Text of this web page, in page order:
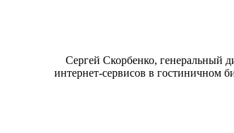
Сергей Скорбенко, генеральный
интернет-сервисов в гостиничном